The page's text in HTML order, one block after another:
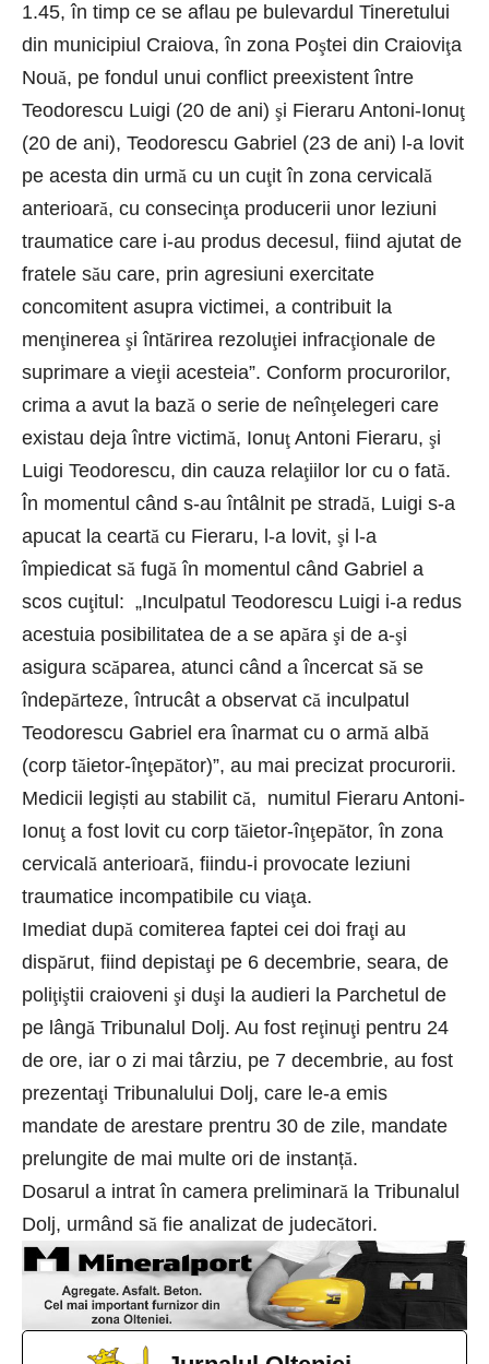
1.45, în timp ce se aflau pe bulevardul Tineretului
din municipiul Craiova, în zona Poştei din Craioviţa
Nouă, pe fondul unui conflict preexistent între
Teodorescu Luigi (20 de ani) şi Fieraru Antoni-Ionuţ
(20 de ani), Teodorescu Gabriel (23 de ani) l-a lovit
pe acesta din urmă cu un cuţit în zona cervical ă
anterioară, cu consecinţa producerii unor leziuni
traumatice care i-au produs decesul, fiind ajutat de
fratele său care, prin agresiuni exercitate
concomitent asupra victimei, a contribuit la
menţinerea şi întărirea rezoluţiei infracţionale de
suprimare a vieţii acesteia”. Conform procurorilor,
crima a avut la bază o serie de neînţelegeri care
existau deja între victimă, Ionuţ Antoni Fieraru, şi
Luigi Teodorescu, din cauza relaţiilor lor cu o fată.
În momentul când s-au întâlnit pe stradă, Luigi s-a
apucat la ceartă cu Fieraru, l-a lovit, şi l-a
împiedicat să fugă în momentul când Gabriel a
scos cuţitul: „Inculpatul Teodorescu Luigi i-a redus
acestuia posibilitatea de a se apăra şi de a-şi
asigura scăparea, atunci când a încercat să se
îndepărteze, întrucât a observat că inculpatul
Teodorescu Gabriel era înarmat cu o armă albă
(corp tăietor-înţepător)”, au mai precizat procurorii.
Medicii legiști au stabilit că, numitul Fieraru Antoni-
Ionuţ a fost lovit cu corp tăietor-înţepător, în zona
cervical ă anterioară, fiindu-i provocate leziuni
traumatice incompatibile cu viaţa.
Imediat după comiterea faptei cei doi fraţi au
dispărut, fiind depistaţi pe 6 decembrie, seara, de
poliţiştii craioveni şi duşi la audieri la Parchetul de
pe lângă Tribunalul Dolj. Au fost reţinuţi pentru 24
de ore, iar o zi mai târziu, pe 7 decembrie, au fost
prezentaţi Tribunalului Dolj, care le-a emis
mandate de arestare prentru 30 de zile, mandate
prelungite de mai multe ori de instanță.
Dosarul a intrat în camera preliminară la Tribunalul
Dolj, urmând să fie analizat de judecători.